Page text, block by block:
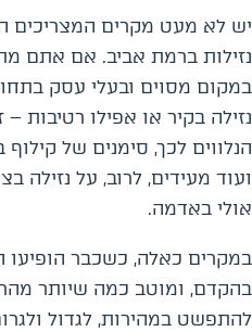
יש לא מעט מקרים המצריכים
נזילות ברמת אביב. אם אתם
במקום מסוים ובעלי עסק
נזילה בקיר או אפילו רטיבות
הנלווים לכך, סימנים של
ועוד מעידים, לרוב, על נזילה
אולי באדמה.
במקרים כאלה, כשכבר הופיעו
בהקדם, ומוטב כמה שיותר מהר.
להתפשט במהירות, לגדול